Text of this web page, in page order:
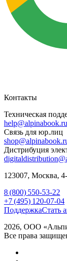
Контакты
Техническая
help@alpinabook.ru
Связь для юр.лиц
Дистрибуция
123007, Москва,
8 (800) 550-53-22
+7 (495) 120-07-04
ПоддержкаСтать
2026, ООО
Все права